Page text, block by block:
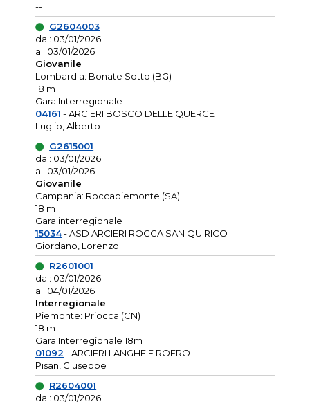
--
G2604003
dal: 03/01/2026
al: 03/01/2026
Giovanile
Lombardia: Bonate Sotto (BG)
18 m
Gara Interregionale
04161 - ARCIERI BOSCO DELLE QUERCE
Luglio, Alberto
G2615001
dal: 03/01/2026
al: 03/01/2026
Giovanile
Campania: Roccapiemonte (SA)
18 m
Gara interregionale
15034- ASD ARCIERI ROCCA SAN QUIRICO
Giordano, Lorenzo
R2601001
dal: 03/01/2026
al: 04/01/2026
Interregionale
Piemonte: Priocca (CN)
18 m
Gara Interregionale 18m
01092 - ARCIERI LANGHE E ROERO
Pisan, Giuseppe
R2604001
dal: 03/01/2026